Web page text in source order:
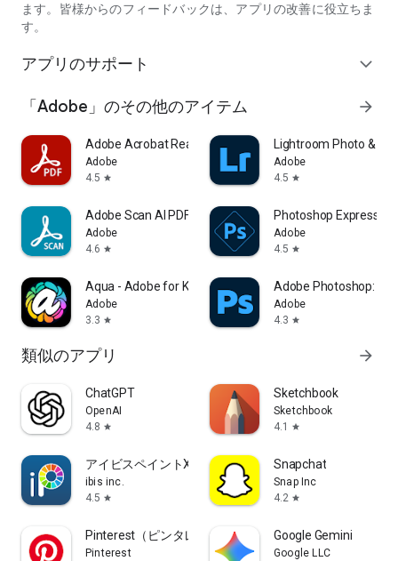
ます。皆様からのフィードバックは、アプリの改善に役立ちま
す。
アプリのサポート expand_more
「Adobe」のその他のアイテム arrow_forward
Adobe Acrobat Reader: Edit PDF
Adobe
4.5 star
Lightroom Photo &
Adobe
4.5 star
Adobe Scan AI PDF Scanner, OCR
Adobe
4.6 star
Photoshop Express
Adobe
4.5 star
Aqua - Adobe for Kids
Adobe
3.3 star
Adobe Photoshop:
Adobe
4.3 star
類似のアプリ arrow_forward
ChatGPT
OpenAI
4.8 star
Sketchbook
Sketchbook
4.1
star
アイビスペイントX
ibis inc.
4.5 star
Snapchat
Snap Inc
4.2 star
Pinterest（ピンタレスト）
Pinterest
Google Gemini
Google LLC